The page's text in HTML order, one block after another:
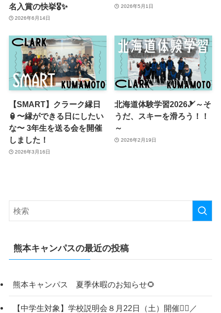
名入賞の快挙🎖✨
2026年6月14日
2026年5月1日
【SMART】クラーク縁日
🏮〜縁ができる日にしたい
な〜 3年生を送る会を開催
しました！
2026年3月16日
北海道体験学習2026🎿～そ
うだ、スキーを滑ろう！！
～
2026年2月19日
熊本キャンパスの最近の投稿
熊本キャンパス 夏季休暇のお知らせ🌻
【中学生対象】学校説明会８月22日（土）開催💁‍♀️／